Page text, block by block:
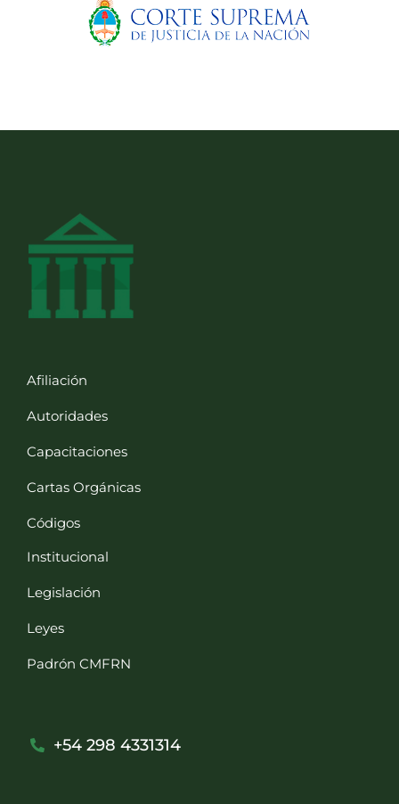
Afiliación
Autoridades
Capacitaciones
Cartas Orgánicas
Códigos
Institucional
Legislación
Leyes
Padrón CMFRN
+54 298 4331314